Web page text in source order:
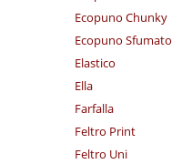
Ecopuno Chunky
Ecopuno Sfumato
Elastico
Ella
Farfalla
Feltro Print
Feltro Uni